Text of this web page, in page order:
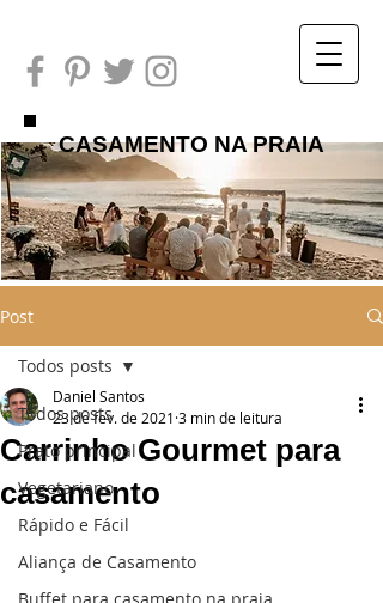
CASAMENTO NA PRAIA
Post
Todos posts
Prato principal
Vegetariano
Rápido e Fácil
Aliança de Casamento
Todos posts
Carrinho Gourmet para
casamento
Daniel Santos
23 de fev. de 2021 3 min de leitura